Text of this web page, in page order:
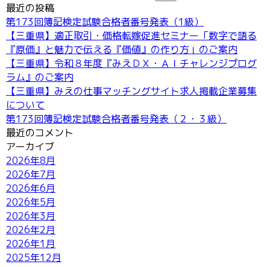
最近の投稿
第173回簿記検定試験合格者番号発表（1級）
【三重県】適正取引・価格転嫁促進セミナー「数字で語る
『原価』と魅力で伝える『価値』の作り方」のご案内
【三重県】令和８年度『みえＤＸ・ＡＩチャレンジプログ
ラム』のご案内
【三重県】みえの仕事マッチングサイト求人掲載企業募集
について
第173回簿記検定試験合格者番号発表（２・３級）
最近のコメント
アーカイブ
2026年8月
2026年7月
2026年6月
2026年5月
2026年3月
2026年2月
2026年1月
2025年12月